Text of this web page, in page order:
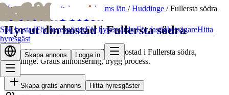
bofridbofrid
Sök bostadFör hyresgästerFör hyresvärdarFör fastighetsägareHitta
hyresgäst
Skapa annons Logga in
Hem/ Hyr ut bostad Stockholms län /Huddinge /Fullersta södra
Hyr ut din bostad i Fullersta södra
Hitta skötsamma hyresgäster till din bostad i Fullersta södra,
Huddinge. Gratis annonsering, trygg process.
Skapa gratis annons Hitta hyresgäster